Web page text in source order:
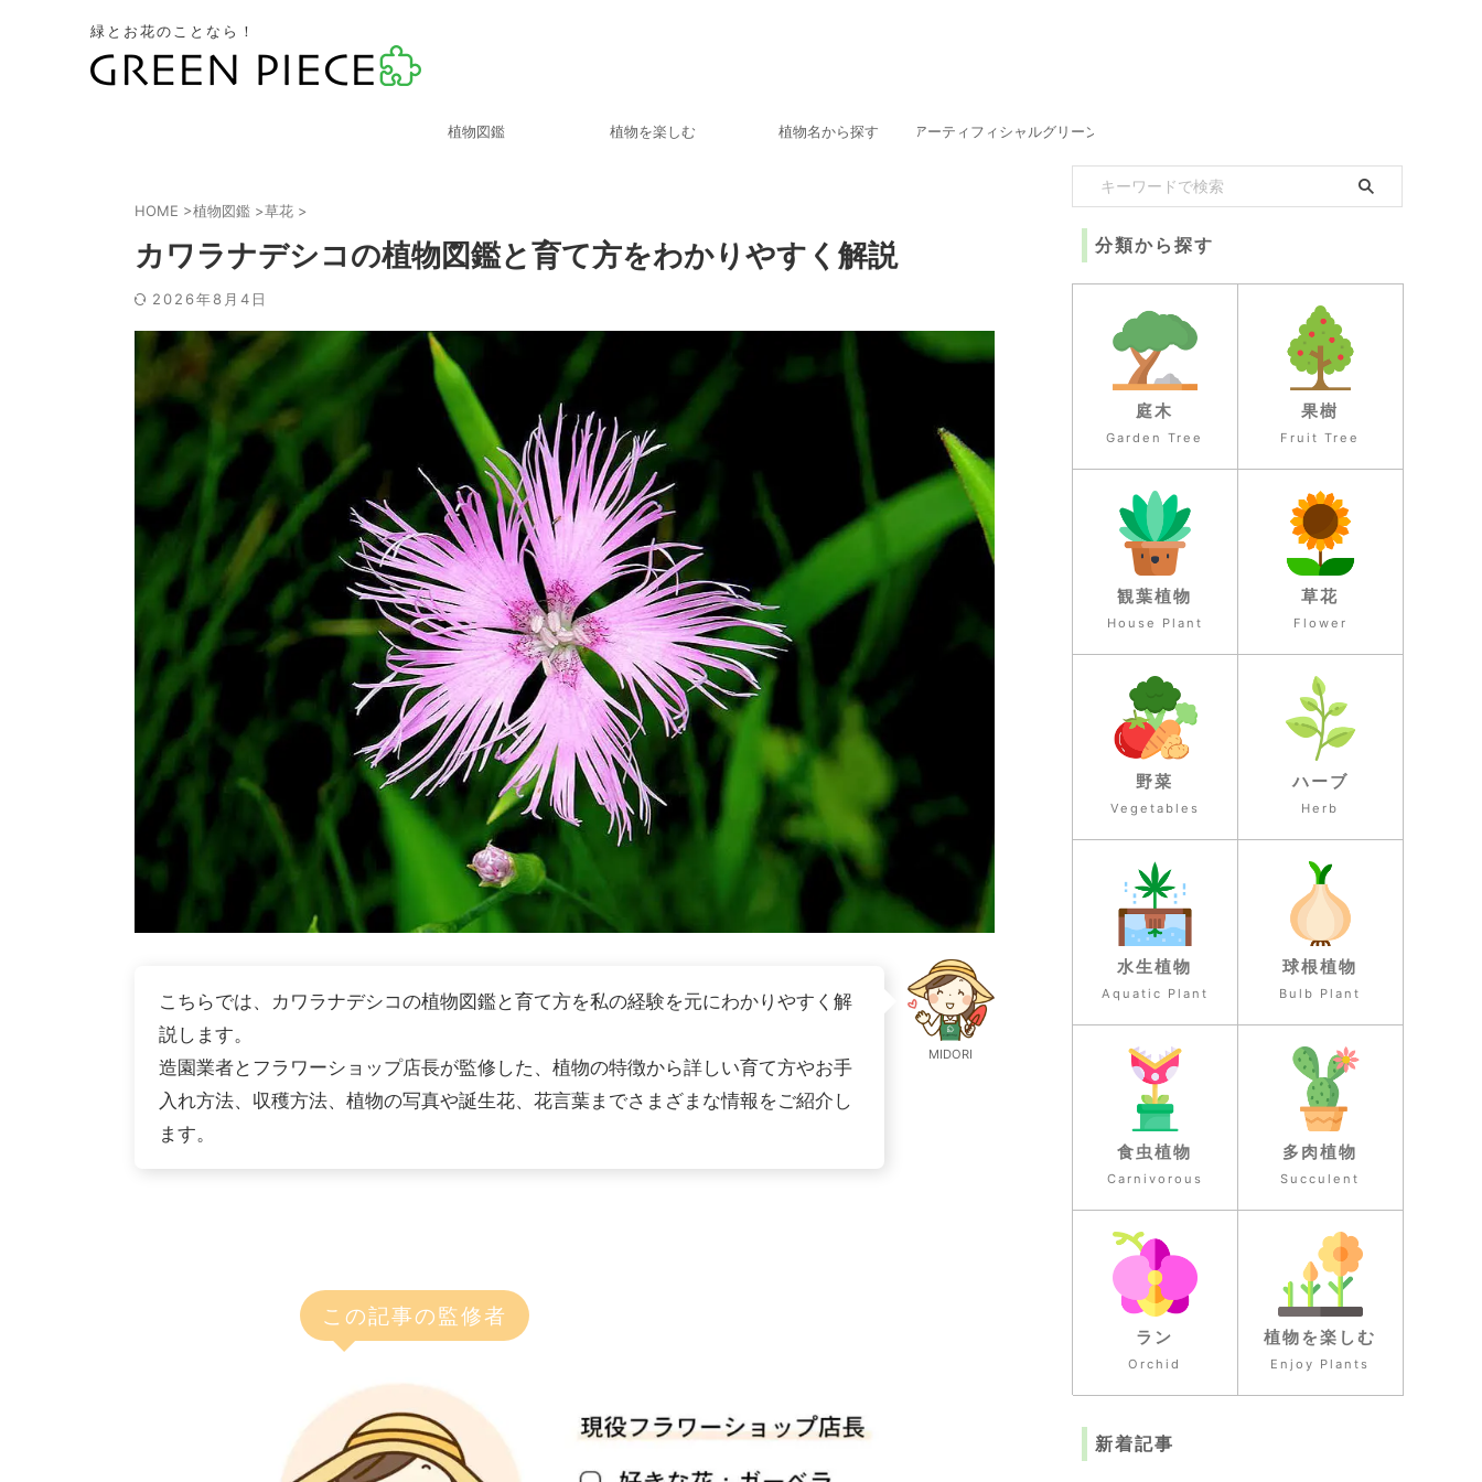
緑とお花のことなら！
植物図鑑 植物を楽しむ 植物名から探す アーティフィシャルグリーン
HOME >植物図鑑 >草花 >
カワラナデシコの植物図鑑と育て方をわかりやすく解説
2026年8月4日
こちらでは、カワラナデシコの植物図鑑と育て方を私の経験を元にわかりやすく解
説します。
造園業者とフラワーショップ店長が監修した、植物の特徴から詳しい育て方やお手
入れ方法、収穫方法、植物の写真や誕生花、花言葉までさまざまな情報をご紹介し
ます。
MIDORI
分類から探す
庭木
Garden Tree
果樹
Fruit Tree
観葉植物
House Plant
草花
Flower
野菜
Vegetables
ハーブ
Herb
水生植物
Aquatic Plant
球根植物
Bulb Plant
食虫植物
Carnivorous
多肉植物
Succulent
ラン
Orchid
植物を楽しむ
Enjoy Plants